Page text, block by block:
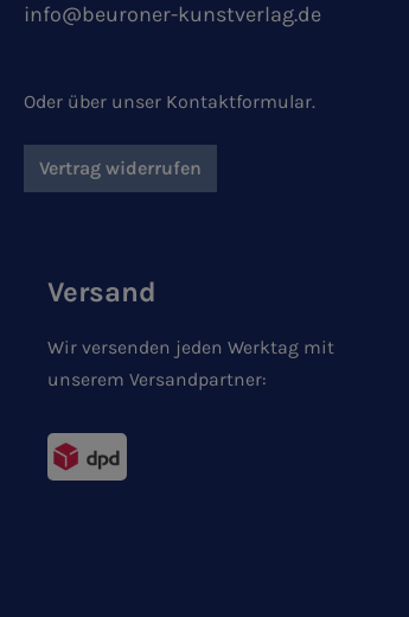
info@beuroner-kunstverlag.de
Oder über unser Kontaktformular.
Vertrag widerrufen
Versand
Wir versenden jeden Werktag mit
unserem Versandpartner: